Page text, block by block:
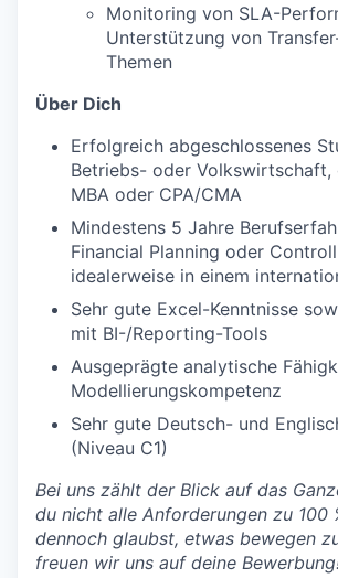
Monitoring von SLA-
Unterstützung von
Themen
Über Dich
Erfolgreich abgeschlossenes
Betriebs- oder Volkswirtschaft,
MBA oder CPA/CMA
Mindestens 5 Jahre
Financial Planning oder
idealerweise in einem
Sehr gute Excel-Kenntnisse
mit BI-/Reporting-Tools
Ausgeprägte analytische
Modellierungskompetenz
Sehr gute Deutsch- und
(Niveau C1)
Bei uns zählt der Blick auf das
du nicht alle Anforderungen zu 100
dennoch glaubst, etwas bewegen
freuen wir uns auf deine